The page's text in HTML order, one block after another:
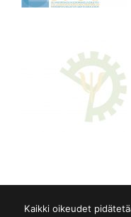
Kaikki oikeudet